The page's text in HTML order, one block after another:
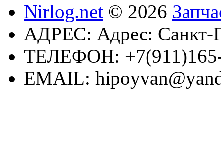
Nirlog.net © 2026
АДРЕС: Адрес: Санкт-
ТЕЛЕФОН:
EMAIL: